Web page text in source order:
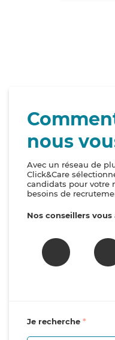
nous
Avec un réseau de
Click&Care
candidats pour votre
besoins de
Nos conseillers
Je recherche